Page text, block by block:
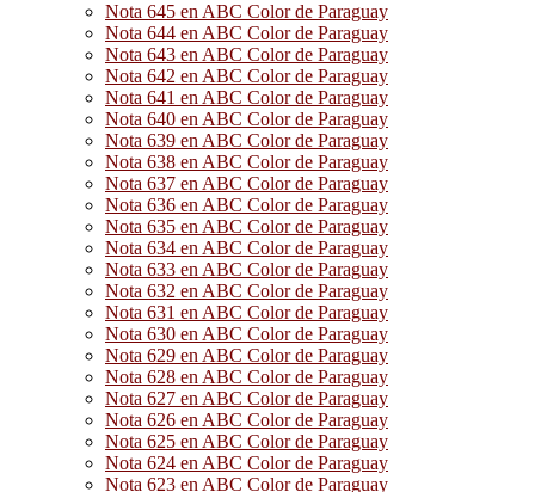
Nota 645 en ABC Color de Paraguay
Nota 644 en ABC Color de Paraguay
Nota 643 en ABC Color de Paraguay
Nota 642 en ABC Color de Paraguay
Nota 641 en ABC Color de Paraguay
Nota 640 en ABC Color de Paraguay
Nota 639 en ABC Color de Paraguay
Nota 638 en ABC Color de Paraguay
Nota 637 en ABC Color de Paraguay
Nota 636 en ABC Color de Paraguay
Nota 635 en ABC Color de Paraguay
Nota 634 en ABC Color de Paraguay
Nota 633 en ABC Color de Paraguay
Nota 632 en ABC Color de Paraguay
Nota 631 en ABC Color de Paraguay
Nota 630 en ABC Color de Paraguay
Nota 629 en ABC Color de Paraguay
Nota 628 en ABC Color de Paraguay
Nota 627 en ABC Color de Paraguay
Nota 626 en ABC Color de Paraguay
Nota 625 en ABC Color de Paraguay
Nota 624 en ABC Color de Paraguay
Nota 623 en ABC Color de Paraguay